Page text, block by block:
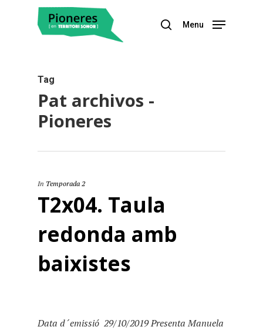
Menu
Tag
Pat archivos -
Pioneres
In Temporada 2
T2x04. Taula
redonda amb
baixistes
Data d´emissió 29/10/2019 Presenta Manuela